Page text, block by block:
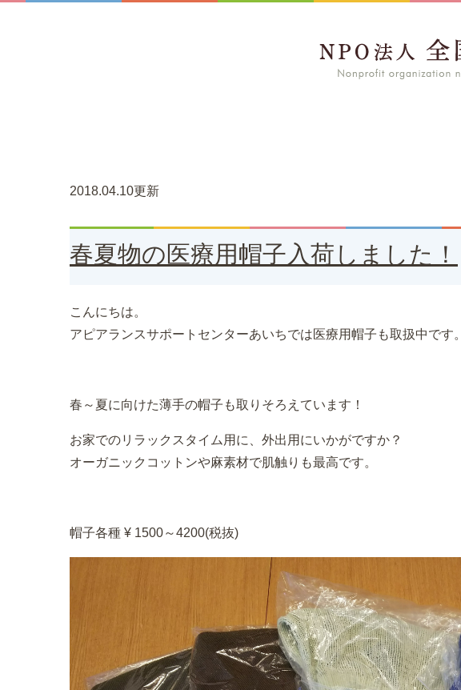
2018.04.10更新
春夏物の医療用帽子入荷しました！
こんにちは。
アピアランスサポートセンターあいちでは医療用帽子も取扱中です。
春～夏に向けた薄手の帽子も取りそろえています！
お家でのリラックスタイム用に、外出用にいかがですか？
オーガニックコットンや麻素材で肌触りも最高です。
帽子各種 ¥ 1500～4200(税抜)